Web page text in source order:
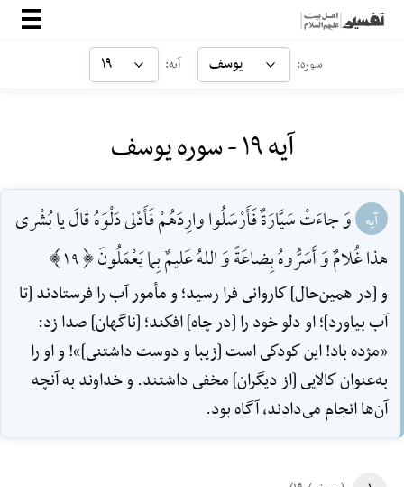
صفحه‌اصلی
ارتباط با ما
سوره: یوسف آیه: ۱۹
آیه ۱۹ - سوره یوسف
آیه وَ جاءَتْ سَيَّارَةٌ فَأَرْسَلُوا وارِدَهُمْ فَأَدْلى دَلْوَهُ قالَ يا بُشْرى
هذا غُلامٌ وَ أَسَرُّوهُ بِضاعَةً وَ اللهُ عَليمٌ بِما يَعْمَلُونَ [19]
و [در همين‌حال] كاروانى فرا رسيد؛ و مأمور آب را فرستادند [تا
آب بياورد]؛ او دلو خود را [در چاه] افكند؛ [ناگهان] صدا زد:
«مژده باد! اين كودكى است [زيبا و دوست داشتنى]»! و او را
به‌عنوان كالايى [از ديگران] مخفى داشتند. و خداوند به آنچه
آن‌ها انجام مى‌دادند، آگاه بود.